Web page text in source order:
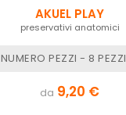
AKUEL PLAY
preservativi anatomici
NUMERO PEZZI - 8 PEZZI
da 9,20 €